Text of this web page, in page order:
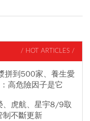
/ HOT ARTICLES /
拼到500家、養生愛
高危險因子是它
、虎航、星宇8/9取
制不斷更新